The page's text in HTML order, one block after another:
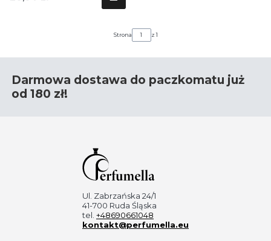
Strona z 1
Darmowa dostawa do paczkomatu już
od 180 zł!
Ul. Zabrzańska 24/1
41-700 Ruda Śląska
tel. +48690661048
kontakt@perfumella.eu